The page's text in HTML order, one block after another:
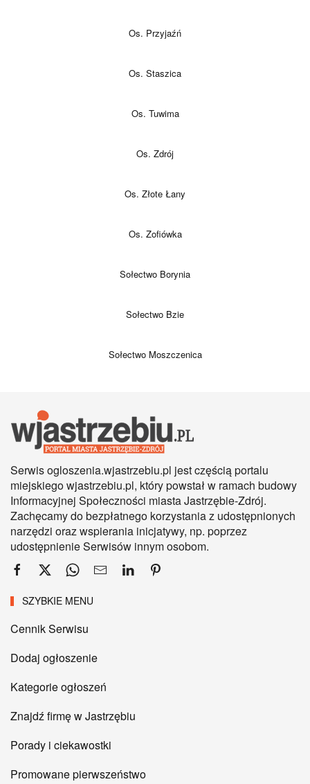
Os. Przyjaźń
Os. Staszica
Os. Tuwima
Os. Zdrój
Os. Złote Łany
Os. Zofiówka
Sołectwo Borynia
Sołectwo Bzie
Sołectwo Moszczenica
Serwis ogloszenia.wjastrzebiu.pl jest częścią portalu
miejskiego wjastrzebiu.pl, który powstał w ramach budowy
Informacyjnej Społeczności miasta Jastrzębie-Zdrój.
Zachęcamy do bezpłatnego korzystania z udostępnionych
narzędzi oraz wspierania inicjatywy, np. poprzez
udostępnienie Serwisów innym osobom.
SZYBKIE MENU
Cennik Serwisu
Dodaj ogłoszenie
Kategorie ogłoszeń
Znajdź firmę w Jastrzębiu
Porady i ciekawostki
Promowane pierwszeństwo